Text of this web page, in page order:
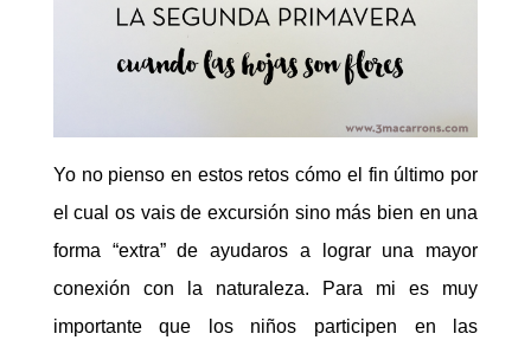
Yo no pienso en estos retos cómo el fin último por
el cual os vais de excursión sino más bien en una
forma “extra” de ayudaros a lograr una mayor
conexión con la naturaleza. Para mi es muy
importante que los niños participen en las